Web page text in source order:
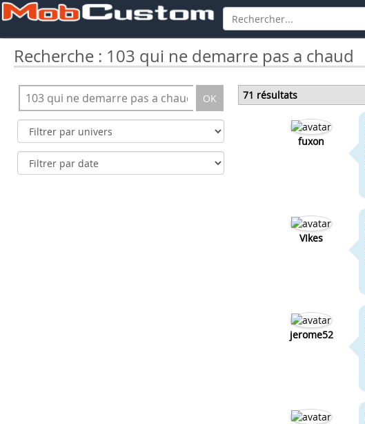
Recherche : 103 qui ne demarre pas a chaud
OK 71 résultats
fuxon
VIkes
jerome52